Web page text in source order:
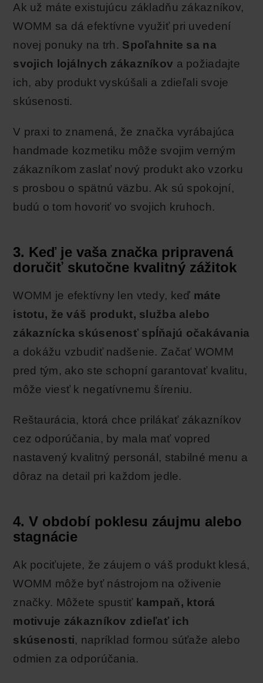
Ak už máte existujúcu základňu zákazníkov,
WOMM sa dá efektívne využiť pri uvedení
novej ponuky na trh. Spoľahnite sa na
svojich lojálnych zákazníkov a požiadajte
ich, aby produkt vyskúšali a zdieľali svoje
skúsenosti.
V praxi to znamená, že značka vyrábajúca
handmade kozmetiku môže svojim verným
zákazníkom zaslať nový produkt ako vzorku
s prosbou o spätnú väzbu. Ak sú spokojní,
budú o tom hovoriť vo svojich kruhoch.
3. Keď je vaša značka pripravená
doručiť skutočne kvalitný zážitok
WOMM je efektívny len vtedy, keď máte
istotu, že váš produkt, služba alebo
zákaznícka skúsenosť spĺňajú očakávania
a dokážu vzbudiť nadšenie. Začať WOMM
pred tým, ako ste schopní garantovať kvalitu,
môže viesť k negatívnemu šíreniu.
Reštaurácia, ktorá chce prilákať zákazníkov
cez odporúčania, by mala mať vopred
nastavený kvalitný personál, stabilné menu a
dôraz na detail pri každom jedle.
4. V období poklesu záujmu alebo
stagnácie
Ak pociťujete, že záujem o váš produkt klesá,
WOMM môže byť nástrojom na oživenie
značky. Môžete spustiť kampaň, ktorá
motivuje zákazníkov zdieľať ich
skúsenosti, napríklad formou súťaže alebo
odmien za odporúčania.